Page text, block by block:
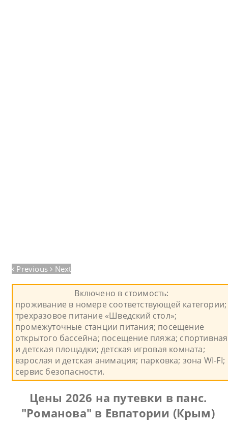
Previous Next
Включено в стоимость:
проживание в номере соответствующей категории;
трехразовое питание «Шведский стол»;
промежуточные станции питания; посещение
открытого бассейна; посещение пляжа; спортивная
и детская площадки; детская игровая комната;
взрослая и детская анимация; парковка; зона WI-FI;
сервис безопасности.
Цены 2026 на путевки в панс.
"Романова" в Евпатории (Крым)